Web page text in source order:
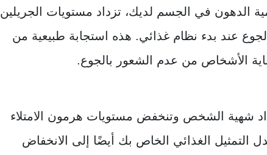
الدهون في الجسم لديك، تزداد مستويات الجريلين
عند بدء نظام غذائي. هذه استجابة طبيعية من
الأشخاص من عدم الشعور بالجوع.
شهية الشخص وتنخفض مستويات هرمون الامتلاء
التمثيل الغذائي الخاص بك أيضًا إلى الانخفاض